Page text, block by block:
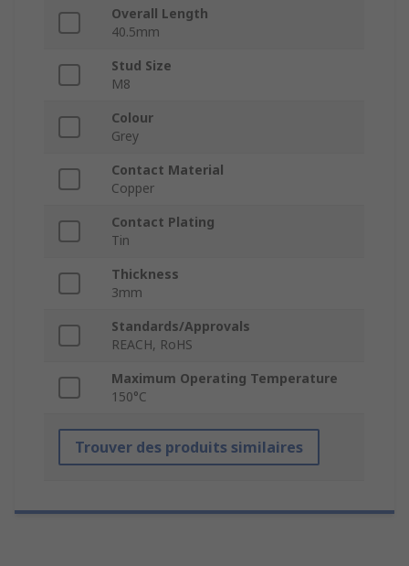
Overall Length
40.5mm
Stud Size
M8
Colour
Grey
Contact Material
Copper
Contact Plating
Tin
Thickness
3mm
Standards/Approvals
REACH, RoHS
Maximum Operating Temperature
150°C
Trouver des produits similaires